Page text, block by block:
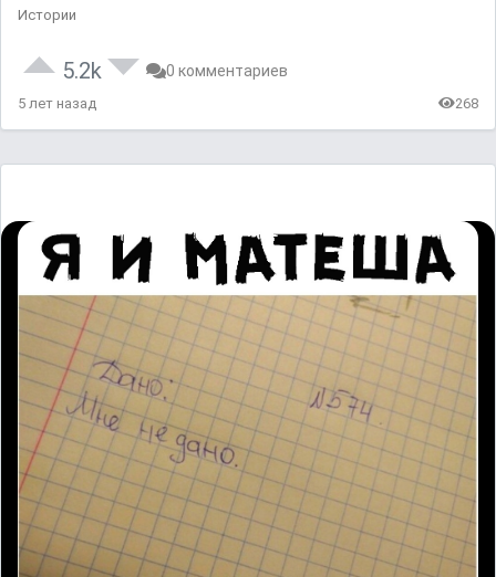
Истории
5.2k 0 комментариев
5 лет назад 268